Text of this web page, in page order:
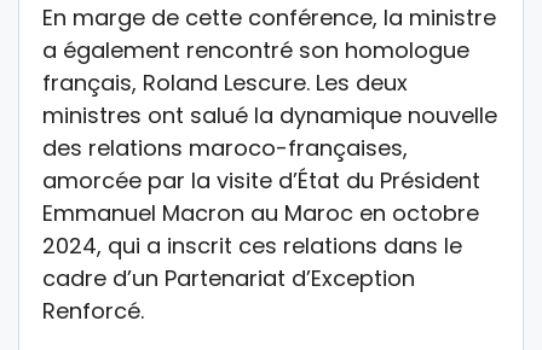
En marge de cette conférence, la ministre
a également rencontré son homologue
français, Roland Lescure. Les deux
ministres ont salué la dynamique nouvelle
des relations maroco-françaises,
amorcée par la visite d’État du Président
Emmanuel Macron au Maroc en octobre
2024, qui a inscrit ces relations dans le
cadre d’un Partenariat d’Exception
Renforcé.